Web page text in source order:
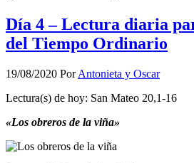
Día 4 – Lectura diaria
del Tiempo Ordinario
19/08/2020 PorAntonieta y Oscar
Lectura(s) de hoy: San Mateo 20,1-16
«Los obreros de la viña»